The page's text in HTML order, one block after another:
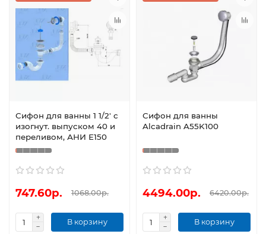
Сифон для ванны 1 1/2' с
изогнут. выпуском 40 и
переливом, АНИ Е150
747.60р. 1068.00р.
В корзину
Сифон для ванны
Alcadrain A55K100
4494.00р. 6420.00р.
В корзину